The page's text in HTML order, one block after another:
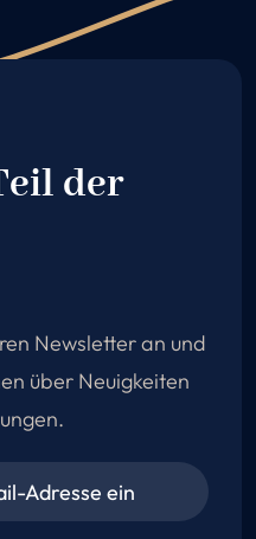
der
Newsletter an und
über Neuigkeiten